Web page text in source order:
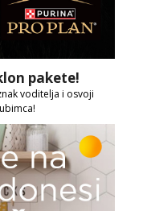
pakete!
voditelja i osvoji